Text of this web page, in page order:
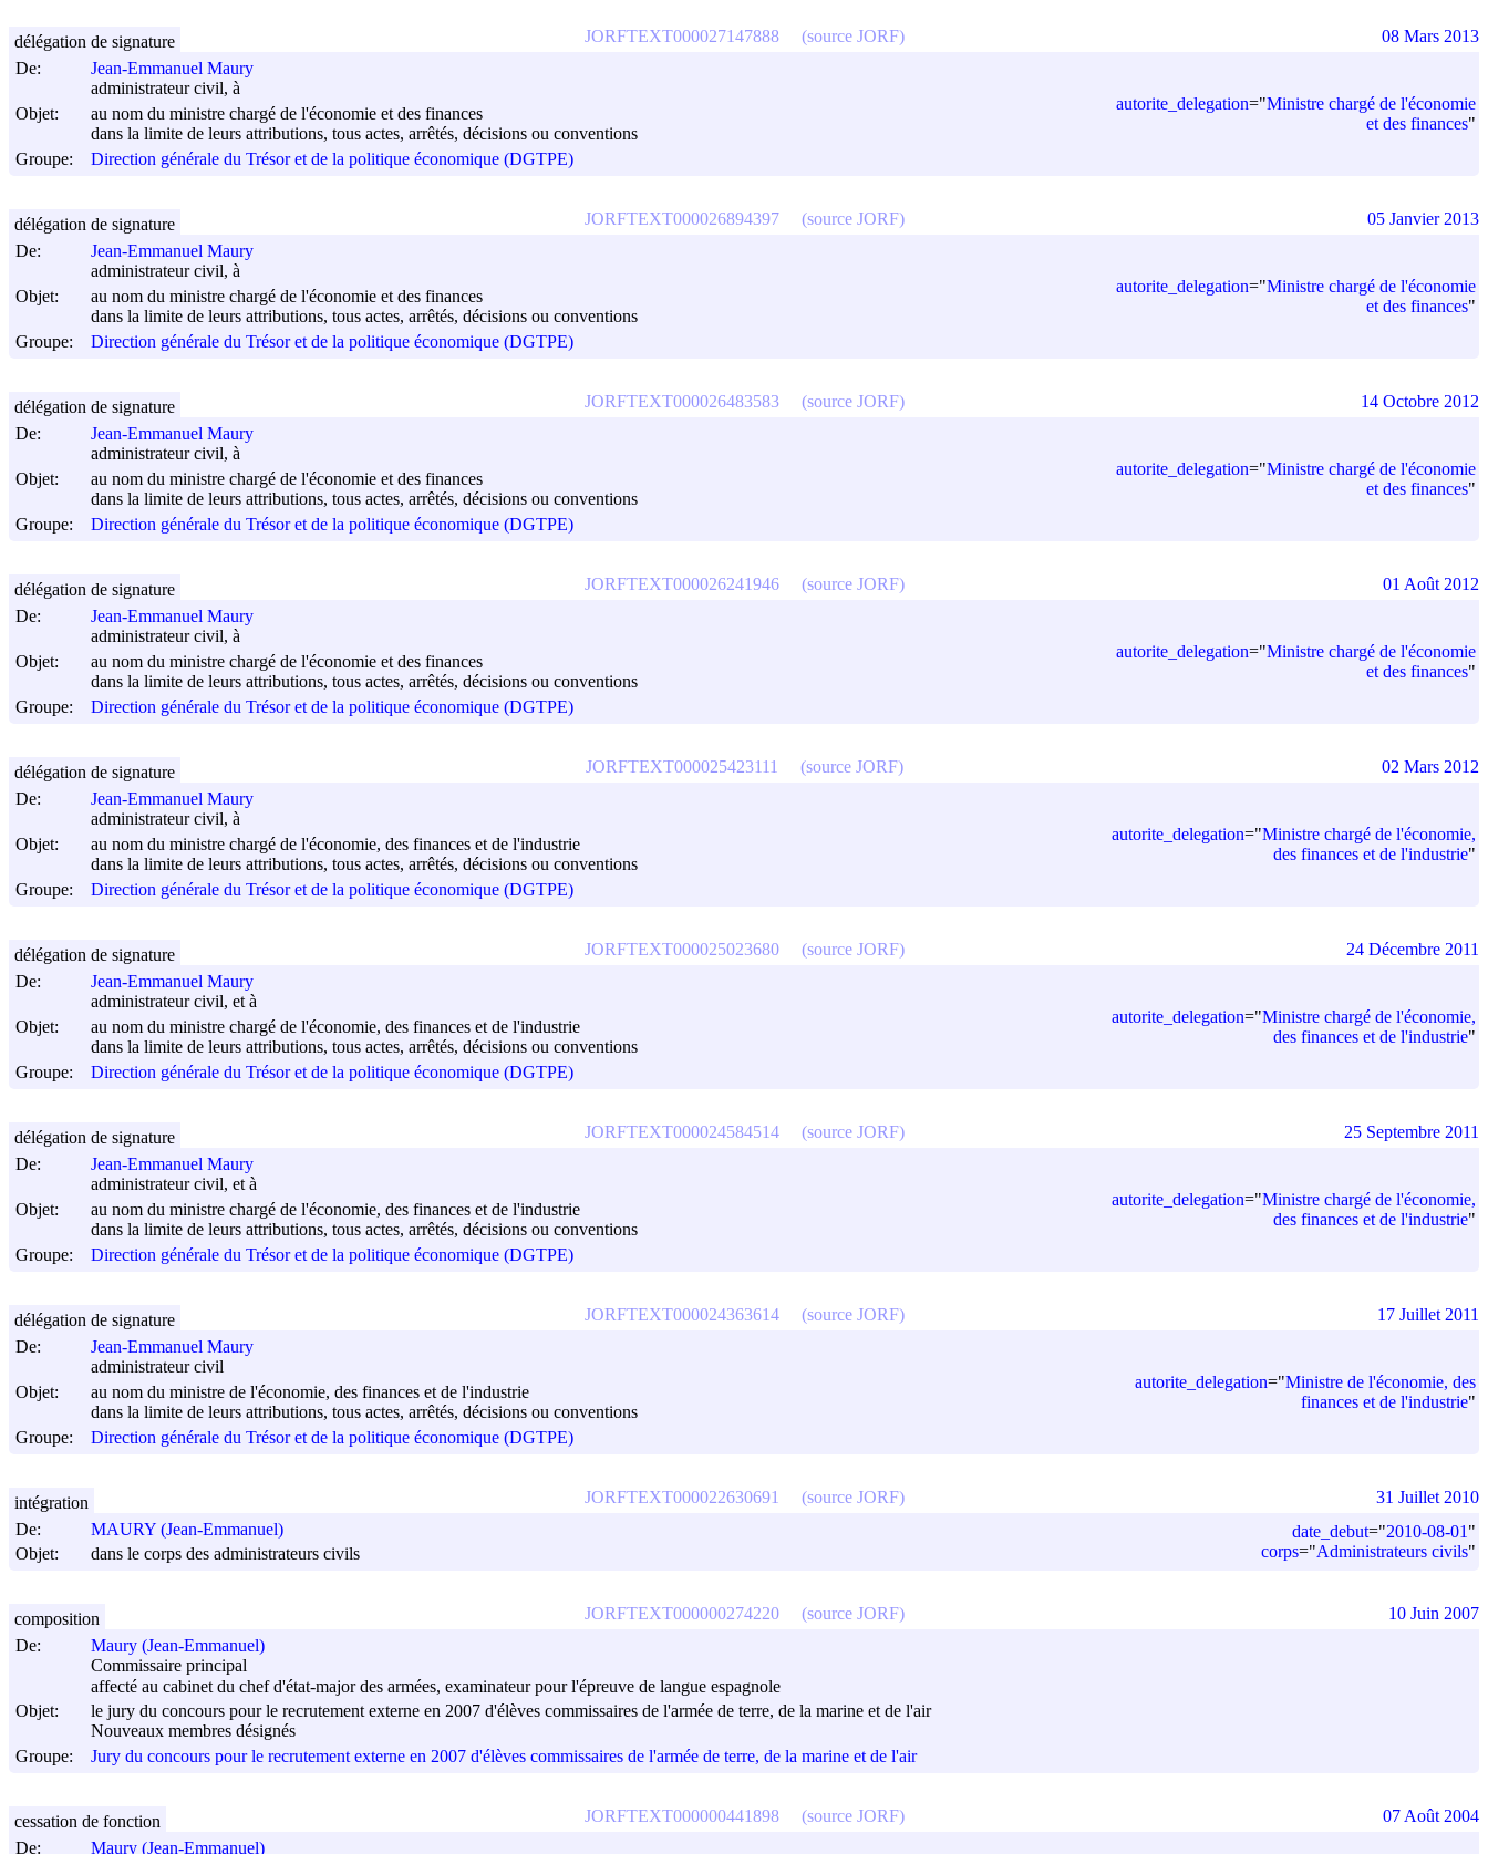
De:
Jean-Emmanuel Maury
administrateur civil, à
Objet:
au nom du ministre chargé de l'économie et des finances
dans la limite de leurs attributions, tous actes, arrêtés, décisions ou conventions
Groupe:
Direction générale du Trésor et de la politique économique (DGTPE)
autorite_delegation="Ministre chargé de l'économie
et des finances"
JORFTEXT000027147888 (source JORF)
délégation de signature 08 Mars 2013
De:
Jean-Emmanuel Maury
administrateur civil, à
Objet:
au nom du ministre chargé de l'économie et des finances
dans la limite de leurs attributions, tous actes, arrêtés, décisions ou conventions
Groupe:
Direction générale du Trésor et de la politique économique (DGTPE)
autorite_delegation="Ministre chargé de l'économie
et des finances"
JORFTEXT000026894397 (source JORF)
délégation de signature 05 Janvier 2013
De:
Jean-Emmanuel Maury
administrateur civil, à
Objet:
au nom du ministre chargé de l'économie et des finances
dans la limite de leurs attributions, tous actes, arrêtés, décisions ou conventions
Groupe:
Direction générale du Trésor et de la politique économique (DGTPE)
autorite_delegation="Ministre chargé de l'économie
et des finances"
JORFTEXT000026483583 (source JORF)
délégation de signature 14 Octobre 2012
De:
Jean-Emmanuel Maury
administrateur civil, à
Objet:
au nom du ministre chargé de l'économie et des finances
dans la limite de leurs attributions, tous actes, arrêtés, décisions ou conventions
Groupe:
Direction générale du Trésor et de la politique économique (DGTPE)
autorite_delegation="Ministre chargé de l'économie
et des finances"
JORFTEXT000026241946 (source JORF)
délégation de signature 01 Août 2012
De:
Jean-Emmanuel Maury
administrateur civil, à
Objet:
au nom du ministre chargé de l'économie, des finances et de l'industrie
dans la limite de leurs attributions, tous actes, arrêtés, décisions ou conventions
Groupe:
Direction générale du Trésor et de la politique économique (DGTPE)
autorite_delegation="Ministre chargé de l'économie,
des finances et de l'industrie"
JORFTEXT000025423111 (source JORF)
délégation de signature 02 Mars 2012
De:
Jean-Emmanuel Maury
administrateur civil, et à
Objet:
au nom du ministre chargé de l'économie, des finances et de l'industrie
dans la limite de leurs attributions, tous actes, arrêtés, décisions ou conventions
Groupe:
Direction générale du Trésor et de la politique économique (DGTPE)
autorite_delegation="Ministre chargé de l'économie,
des finances et de l'industrie"
JORFTEXT000025023680 (source JORF)
délégation de signature 24 Décembre 2011
De:
Jean-Emmanuel Maury
administrateur civil, et à
Objet:
au nom du ministre chargé de l'économie, des finances et de l'industrie
dans la limite de leurs attributions, tous actes, arrêtés, décisions ou conventions
Groupe:
Direction générale du Trésor et de la politique économique (DGTPE)
autorite_delegation="Ministre chargé de l'économie,
des finances et de l'industrie"
JORFTEXT000024584514 (source JORF)
délégation de signature 25 Septembre 2011
De:
Jean-Emmanuel Maury
administrateur civil
Objet:
au nom du ministre de l'économie, des finances et de l'industrie
dans la limite de leurs attributions, tous actes, arrêtés, décisions ou conventions
Groupe:
Direction générale du Trésor et de la politique économique (DGTPE)
autorite_delegation="Ministre de l'économie, des
finances et de l'industrie"
JORFTEXT000024363614 (source JORF)
délégation de signature 17 Juillet 2011
De:
MAURY (Jean-Emmanuel)
Objet:
dans le corps des administrateurs civils
date_debut="2010-08-01 "
corps="Administrateurs civils"
JORFTEXT000022630691 (source JORF)
intégration 31 Juillet 2010
De:
Maury (Jean-Emmanuel)
Commissaire principal
affecté au cabinet du chef d'état-major des armées, examinateur pour l'épreuve de langue espagnole
Objet:
le jury du concours pour le recrutement externe en 2007 d'élèves commissaires de l'armée de terre, de la marine et de l'air
Nouveaux membres désignés
Groupe:
Jury du concours pour le recrutement externe en 2007 d'élèves commissaires de l'armée de terre, de la marine et de l'air
JORFTEXT000000274220 (source JORF)
composition 10 Juin 2007
De: Maury (Jean-Emmanuel)
JORFTEXT000000441898 (source JORF)
cessation de fonction 07 Août 2004